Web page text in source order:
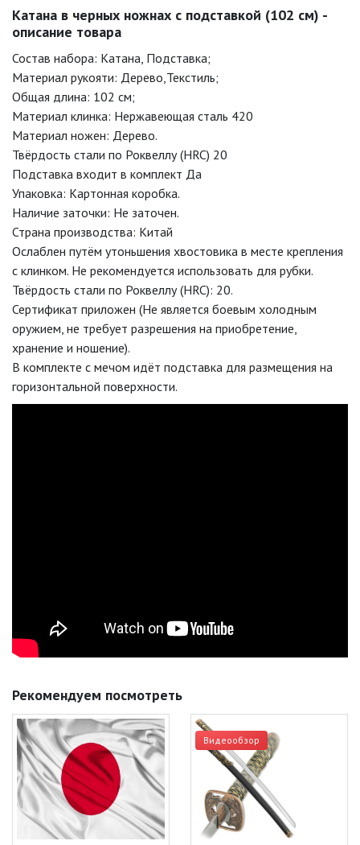
Катана в черных ножнах с подставкой (102 см) -
описание товара
Состав набора: Катана, Подставка;
Материал рукояти: Дерево,Текстиль;
Общая длина: 102 см;
Материал клинка: Нержавеющая сталь 420
Материал ножен: Дерево.
Твёрдость стали по Роквеллу (HRC) 20
Подставка входит в комплект Да
Упаковка: Картонная коробка.
Наличие заточки: Не заточен.
Страна производства: Китай
Ослаблен путём утоньшения хвостовика в месте крепления
с клинком. Не рекомендуется использовать для рубки.
Твёрдость стали по Роквеллу (HRC): 20.
Сертификат приложен (Не является боевым холодным
оружием, не требует разрешения на приобретение,
хранение и ношение).
В комплекте с мечом идёт подставка для размещения на
горизонтальной поверхности.
Рекомендуем посмотреть
Видеообзор